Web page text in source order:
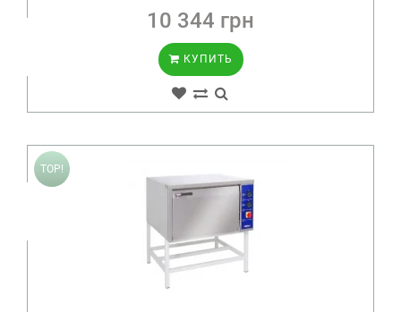
10 344 грн
КУПИТЬ
TOP!